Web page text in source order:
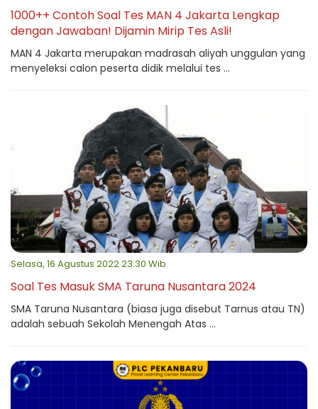
1000++ Contoh Soal Tes MAN 4 Jakarta Lengkap
dengan Jawaban! Dijamin Mirip Tes Asli!
MAN 4 Jakarta merupakan madrasah aliyah unggulan yang
menyeleksi calon peserta didik melalui tes ...
Selasa, 16 Agustus 2022 23:30 Wib
Soal Tes Masuk SMA Taruna Nusantara 2024
SMA Taruna Nusantara (biasa juga disebut Tarnus atau TN)
adalah sebuah Sekolah Menengah Atas ...